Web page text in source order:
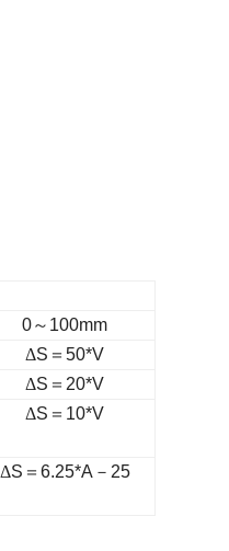
0～ 100mm
ΔS ＝50*V
ΔS ＝ 20*V
ΔS ＝ 10*V
ΔS ＝ 6.25*A － 25